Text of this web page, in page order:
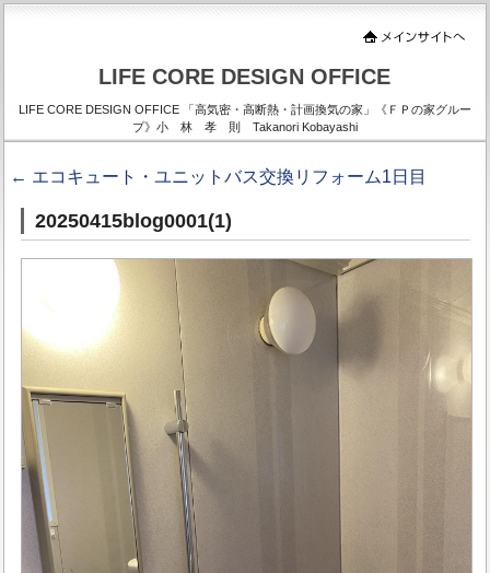
LIFE CORE DESIGN OFFICE
LIFE CORE DESIGN OFFICE 「高気密・高断熱・計画換気の家」《ＦＰの家グルー
プ》小 林 孝 則 Takanori Kobayashi
← エコキュート・ユニットバス交換リフォーム1日目
20250415blog0001(1)